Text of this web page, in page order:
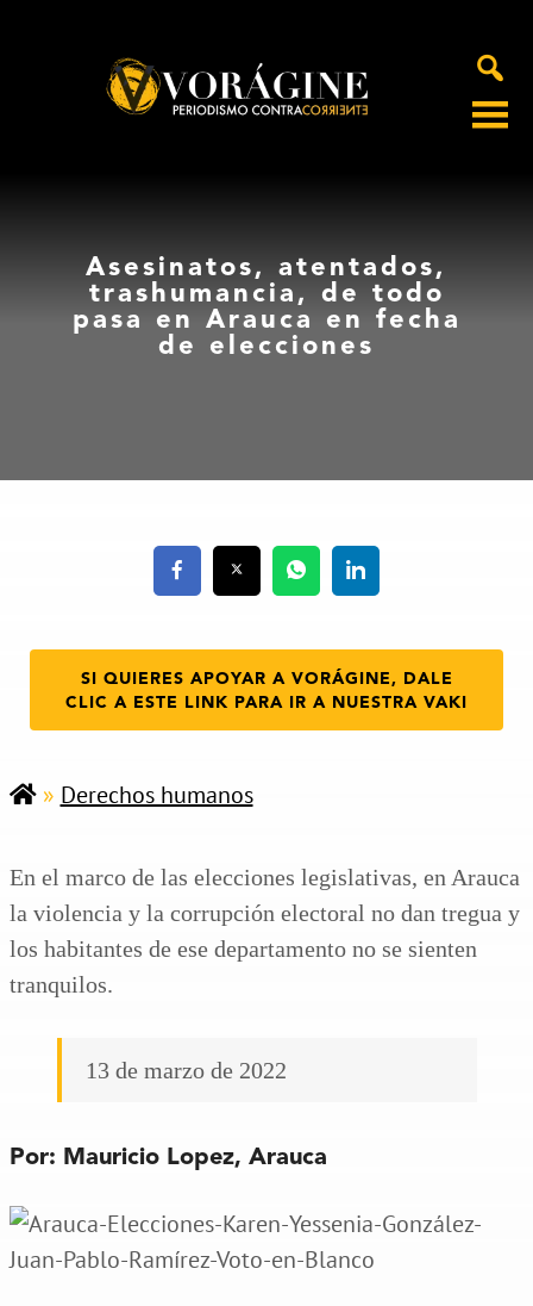
Asesinatos, atentados,
trashumancia, de todo
pasa en Arauca en fecha
de elecciones
SI QUIERES APOYAR A VORÁGINE, DALE
CLIC A ESTE LINK PARA IR A NUESTRA VAKI
» Derechos humanos
En el marco de las elecciones legislativas, en Arauca
la violencia y la corrupción electoral no dan tregua y
los habitantes de ese departamento no se sienten
tranquilos.
13 de marzo de 2022
Por: Mauricio Lopez, Arauca